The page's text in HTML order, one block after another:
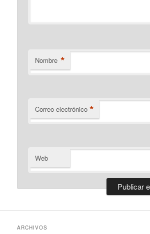
Nombre *
Correo electrónico *
Web
ARCHIVOS